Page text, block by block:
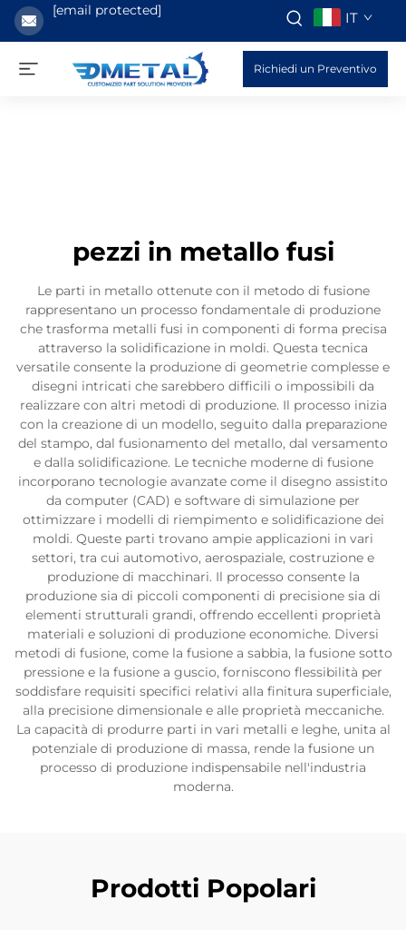
[email protected] IT
Richiedi un Preventivo
pezzi in metallo fusi
Le parti in metallo ottenute con il metodo di fusione
rappresentano un processo fondamentale di produzione
che trasforma metalli fusi in componenti di forma precisa
attraverso la solidificazione in moldi. Questa tecnica
versatile consente la produzione di geometrie complesse e
disegni intricati che sarebbero difficili o impossibili da
realizzare con altri metodi di produzione. Il processo inizia
con la creazione di un modello, seguito dalla preparazione
del stampo, dal fusionamento del metallo, dal versamento
e dalla solidificazione. Le tecniche moderne di fusione
incorporano tecnologie avanzate come il disegno assistito
da computer (CAD) e software di simulazione per
ottimizzare i modelli di riempimento e solidificazione dei
moldi. Queste parti trovano ampie applicazioni in vari
settori, tra cui automotivo, aerospaziale, costruzione e
produzione di macchinari. Il processo consente la
produzione sia di piccoli componenti di precisione sia di
elementi strutturali grandi, offrendo eccellenti proprietà
materiali e soluzioni di produzione economiche. Diversi
metodi di fusione, come la fusione a sabbia, la fusione sotto
pressione e la fusione a guscio, forniscono flessibilità per
soddisfare requisiti specifici relativi alla finitura superficiale,
alla precisione dimensionale e alle proprietà meccaniche.
La capacità di produrre parti in vari metalli e leghe, unita al
potenziale di produzione di massa, rende la fusione un
processo di produzione indispensabile nell'industria
moderna.
Prodotti Popolari